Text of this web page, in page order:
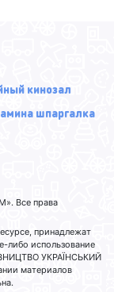
кинозал
шпаргалка
Все права
принадлежат
использование
УКРАЇНСЬКИЙ
материалов